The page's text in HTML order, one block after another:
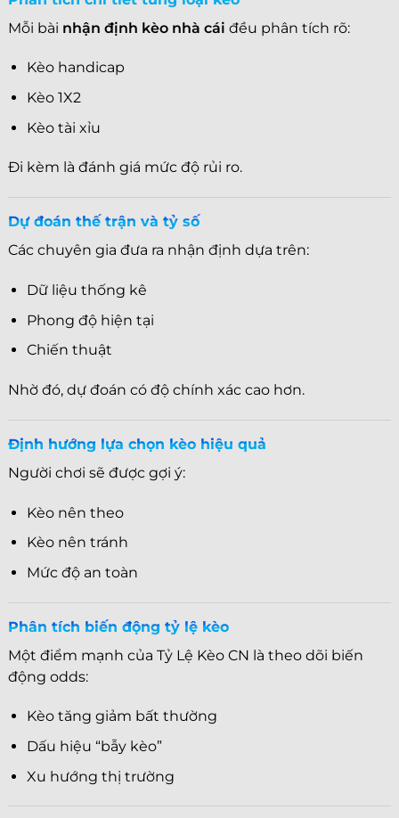
Mỗi bài nhận định kèo nhà cái đều phân tích rõ:
Kèo handicap
Kèo 1X2
Kèo tài xỉu
Đi kèm là đánh giá mức độ rủi ro.
Dự đoán thế trận và tỷ số
Các chuyên gia đưa ra nhận định dựa trên:
Dữ liệu thống kê
Phong độ hiện tại
Chiến thuật
Nhờ đó, dự đoán có độ chính xác cao hơn.
Định hướng lựa chọn kèo hiệu quả
Người chơi sẽ được gợi ý:
Kèo nên theo
Kèo nên tránh
Mức độ an toàn
Phân tích biến động tỷ lệ kèo
Một điểm mạnh của Tỷ Lệ Kèo CN là theo dõi biến
động odds:
Kèo tăng giảm bất thường
Dấu hiệu “bẫy kèo”
Xu hướng thị trường